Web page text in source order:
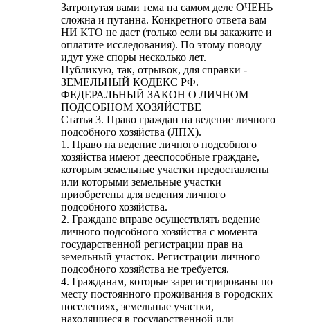
Затронутая вами тема на самом деле ОЧЕНЬ
сложна и путанна. Конкретного ответа вам
НИ КТО не даст (только если вы закажите и
оплатите исследования). По этому поводу
идут уже споры несколько лет.
Публикую, так, отрывок, для справки -
ЗЕМЕЛЬНЫЙ КОДЕКС РФ.
ФЕДЕРАЛЬНЫЙ ЗАКОН О ЛИЧНОМ
ПОДСОБНОМ ХОЗЯЙСТВЕ
Статья 3. Право граждан на ведение личного
подсобного хозяйства (ЛПХ).
1. Право на ведение личного подсобного
хозяйства имеют дееспособные граждане,
которым земельные участки предоставлены
или которыми земельные участки
приобретены для ведения личного
подсобного хозяйства.
2. Граждане вправе осуществлять ведение
личного подсобного хозяйства с момента
государственной регистрации прав на
земельный участок. Регистрации личного
подсобного хозяйства не требуется.
4. Гражданам, которые зарегистрированы по
месту постоянного проживания в городских
поселениях, земельные участки,
находящиеся в государственной или